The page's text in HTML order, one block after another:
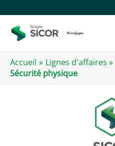
to
content
Accueil Lignes d'affaires
Sécurité physique